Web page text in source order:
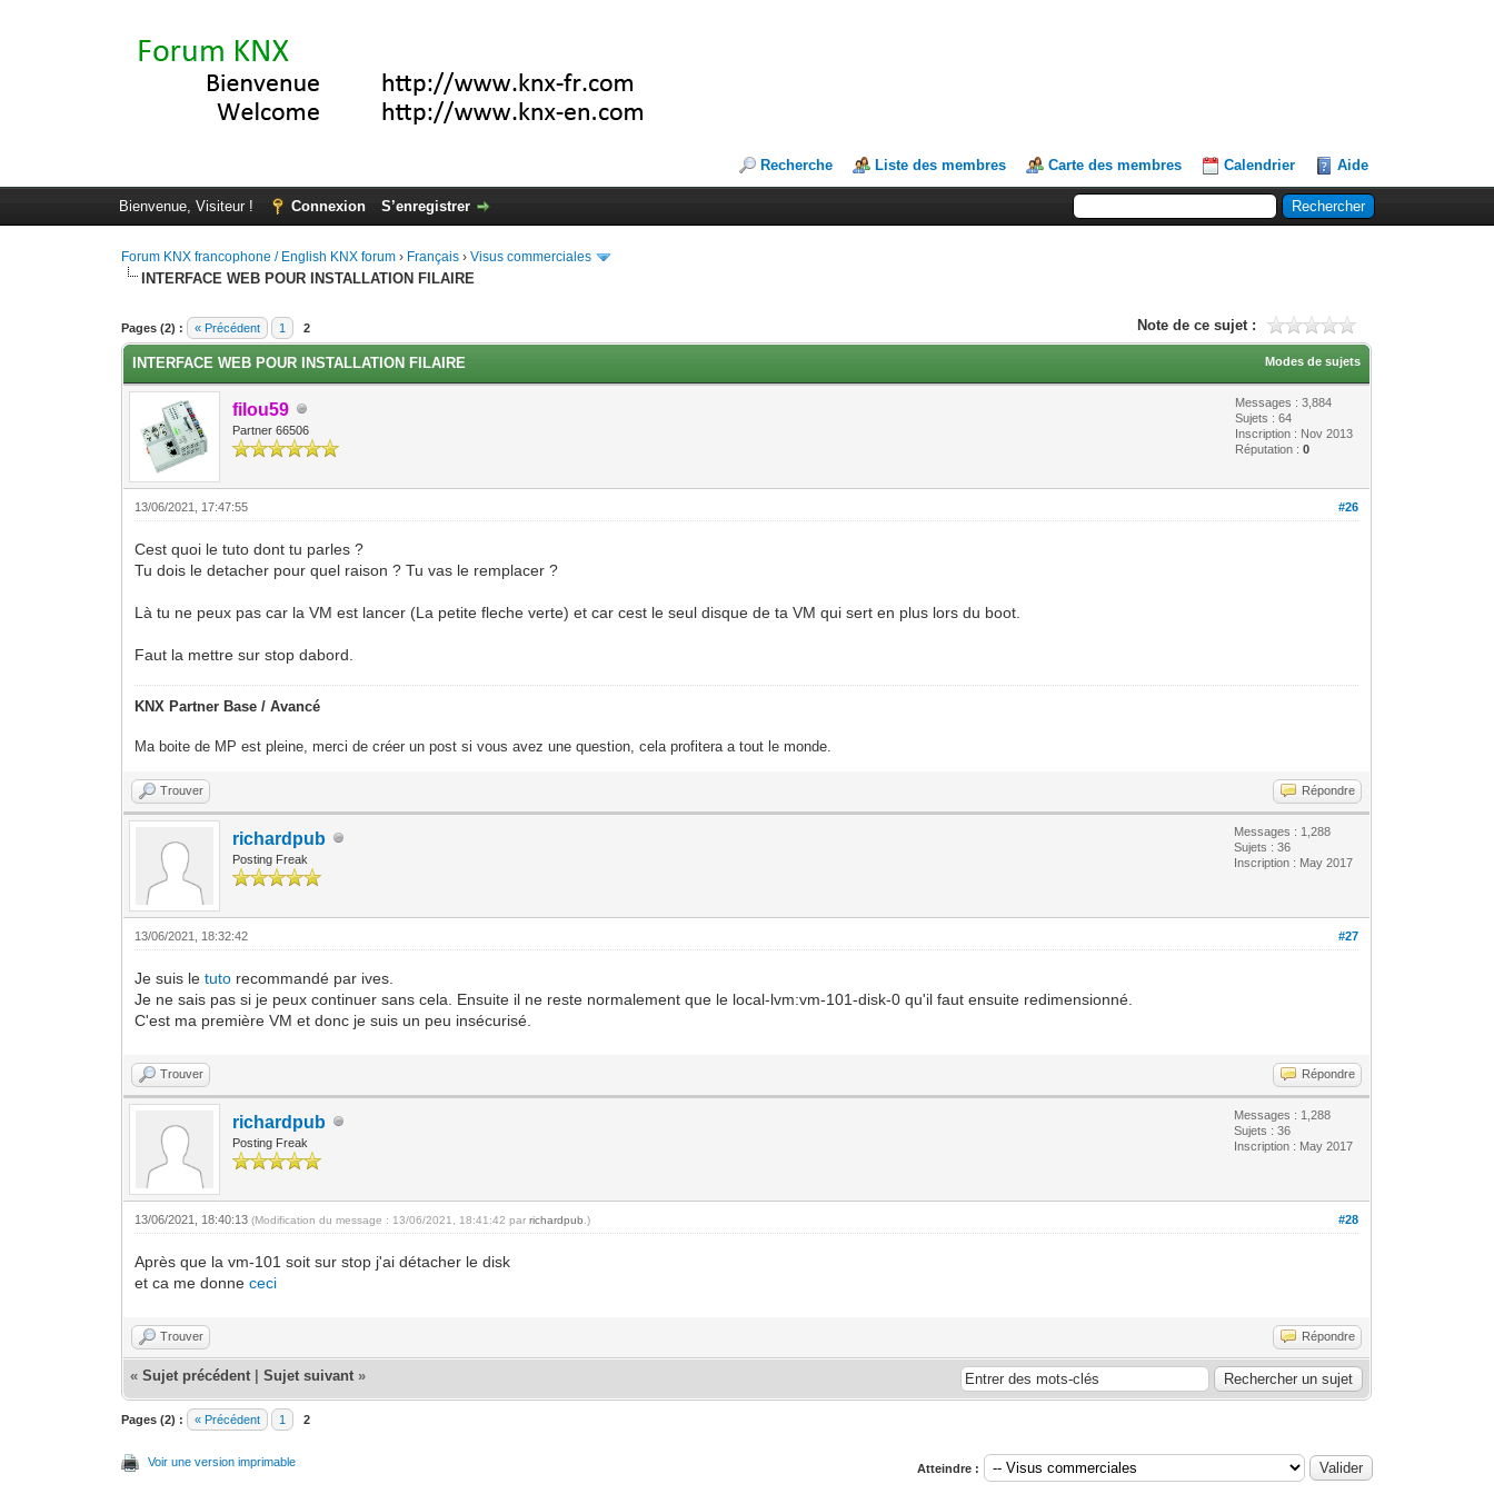
Recherche Liste des membres Carte des membres Calendrier Aide
Bienvenue, Visiteur ! Connexion S’enregistrer
Forum KNX francophone / English KNX forum › Français ›Visus commerciales
INTERFACE WEB POUR INSTALLATION FILAIRE
Pages (2) : « Précédent 1 2 Note de ce sujet :
Moyenne : 0 (0 vote(s))
1
2
3
4
5
Modes de sujets
INTERFACE WEB POUR INSTALLATION FILAIRE
filou59
Partner 66506
Messages : 3,884
Sujets : 64
Inscription : Nov 2013
Réputation :0
#26
13/06/2021, 17:47:55
Cest quoi le tuto dont tu parles ?
Tu dois le detacher pour quel raison ? Tu vas le remplacer ?
Là tu ne peux pas car la VM est lancer (La petite fleche verte) et car cest le seul disque de ta VM qui sert en plus lors du boot.
Faut la mettre sur stop dabord.
KNX Partner Base / Avancé
Ma boite de MP est pleine, merci de créer un post si vous avez une question, cela profitera a tout le monde.
Trouver Répondre
richardpub
Posting Freak
Messages : 1,288
Sujets : 36
Inscription : May 2017
#27
13/06/2021, 18:32:42
Je suis letuto recommandé par ives.
Je ne sais pas si je peux continuer sans cela. Ensuite il ne reste normalement que le local-lvm:vm-101-disk-0 qu'il faut ensuite redimensionné.
C'est ma première VM et donc je suis un peu insécurisé.
Trouver Répondre
richardpub
Posting Freak
Messages : 1,288
Sujets : 36
Inscription : May 2017
#28
13/06/2021, 18:40:13(Modification du message : 13/06/2021, 18:41:42 parrichardpub .)
Après que la vm-101 soit sur stop j'ai détacher le disk
et ca me donnececi
Trouver Répondre
«Sujet précédent |Sujet suivant »
Pages (2) : « Précédent 1 2
Voir une version imprimable Atteindre :